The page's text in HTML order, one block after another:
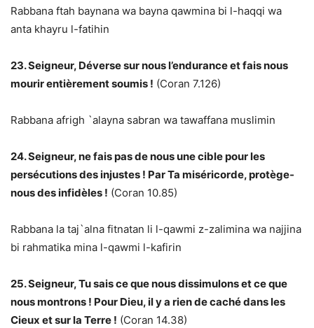
Rabbana ftah baynana wa bayna qawmina bi l-haqqi wa
anta khayru l-fatihin
23. Seigneur, Déverse sur nous l’endurance et fais nous
mourir entièrement soumis ! (Coran 7.126)
Rabbana afrigh `alayna sabran wa tawaffana muslimin
24. Seigneur, ne fais pas de nous une cible pour les
persécutions des injustes ! Par Ta miséricorde, protège-
nous des infidèles ! (Coran 10.85)
Rabbana la taj`alna fitnatan li l-qawmi z-zalimina wa najjina
bi rahmatika mina l-qawmi l-kafirin
25. Seigneur, Tu sais ce que nous dissimulons et ce que
nous montrons ! Pour Dieu, il y a rien de caché dans les
Cieux et sur la Terre ! (Coran 14.38)